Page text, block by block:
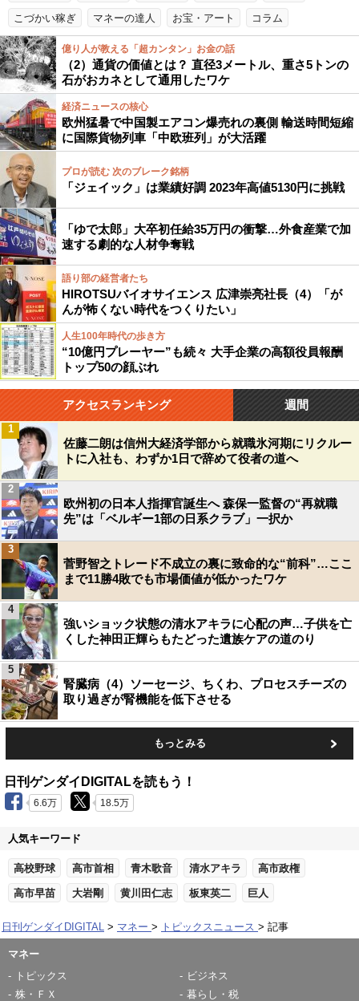
こづかい稼ぎ マネーの達人 お宝・アート コラム
億り人が教える「超カンタン」お金の話
（2）通貨の価値とは？ 直径3メートル、重さ5トンの
石がおカネとして通用したワケ
経済ニュースの核心
欧州猛暑で中国製エアコン爆売れの裏側 輸送時間短縮
に国際貨物列車「中欧班列」が大活躍
プロが読む 次のブレーク銘柄
「ジェイック」は業績好調 2023年高値5130円に挑戦
「ゆで太郎」大卒初任給35万円の衝撃…外食産業で加
速する劇的な人材争奪戦
語り部の経営者たち
HIROTSUバイオサイエンス 広津崇亮社長（4）「が
んが怖くない時代をつくりたい」
人生100年時代の歩き方
“10億円プレーヤー”も続々 大手企業の高額役員報酬
トップ50の顔ぶれ
アクセスランキング 週間
佐藤二朗は信州大経済学部から就職氷河期にリクルー
トに入社も、わずか1日で辞めて役者の道へ
1
欧州初の日本人指揮官誕生へ 森保一監督の“再就職
先”は「ベルギー1部の日系クラブ」一択か
2
菅野智之トレード不成立の裏に致命的な“前科”…ここ
まで11勝4敗でも市場価値が低かったワケ
3
強いショック状態の清水アキラに心配の声…子供を亡
くした神田正輝らもたどった遺族ケアの道のり
4
腎臓病（4）ソーセージ、ちくわ、プロセスチーズの
取り過ぎが腎機能を低下させる
5
もっとみる
日刊ゲンダイDIGITALを読もう！
6.6万 18.5万
人気キーワード
高校野球 高市首相 青木歌音 清水アキラ 高市政権
高市早苗 大岩剛 黄川田仁志 板東英二 巨人
日刊ゲンダイDIGITAL マネー トピックスニュース 記事
マネー
トピックス
ビジネス
株・ＦＸ
暮らし・税